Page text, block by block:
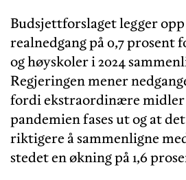
Budsjettforslaget legger
realnedgang på 0,7
og høyskoler i 2024
Regjeringen mener
fordi ekstraordinære
pandemien fases ut og at
riktigere å sammenligne
stedet en økning på 1,6